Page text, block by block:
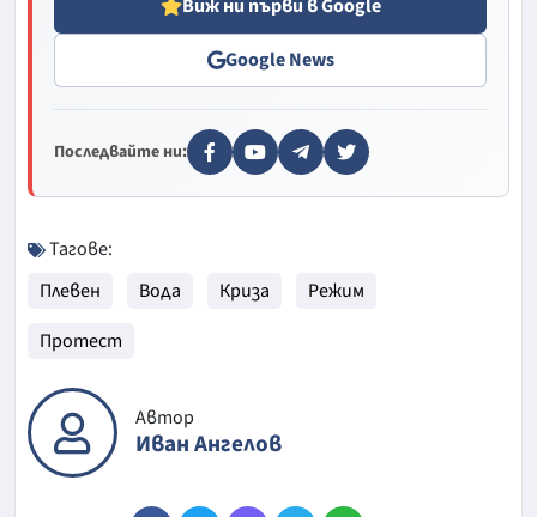
Виж ни първи в Google
Google News
Последвайте ни:
Тагове:
Плевен
Вода Криза
Режим
Протест
Автор
Иван Ангелов